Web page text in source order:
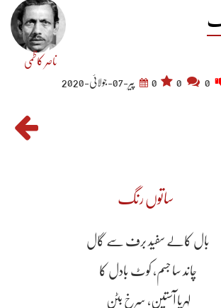
ناصر کاظمی
0 پیر-07-جولائی-2020
ساتوں رنگ
بال کالے سفید برف سے گال
چاند سا جسم، کوٹ بادل کا
لہریا آستین، سرخ بٹن